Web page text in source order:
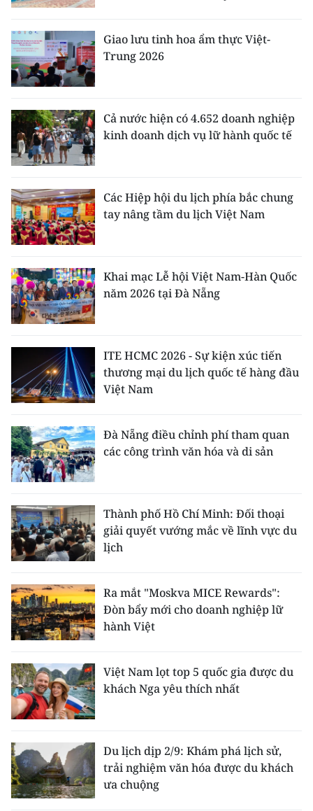
Giao lưu tinh hoa ẩm thực Việt-
Trung 2026
Cả nước hiện có 4.652 doanh nghiệp
kinh doanh dịch vụ lữ hành quốc tế
Các Hiệp hội du lịch phía bắc chung
tay nâng tầm du lịch Việt Nam
Khai mạc Lễ hội Việt Nam-Hàn Quốc
năm 2026 tại Đà Nẵng
ITE HCMC 2026 - Sự kiện xúc tiến
thương mại du lịch quốc tế hàng đầu
Việt Nam
Đà Nẵng điều chỉnh phí tham quan
các công trình văn hóa và di sản
Thành phố Hồ Chí Minh: Đối thoại
giải quyết vướng mắc về lĩnh vực du
lịch
Ra mắt "Moskva MICE Rewards":
Đòn bẩy mới cho doanh nghiệp lữ
hành Việt
Việt Nam lọt top 5 quốc gia được du
khách Nga yêu thích nhất
Du lịch dịp 2/9: Khám phá lịch sử,
trải nghiệm văn hóa được du khách
ưa chuộng